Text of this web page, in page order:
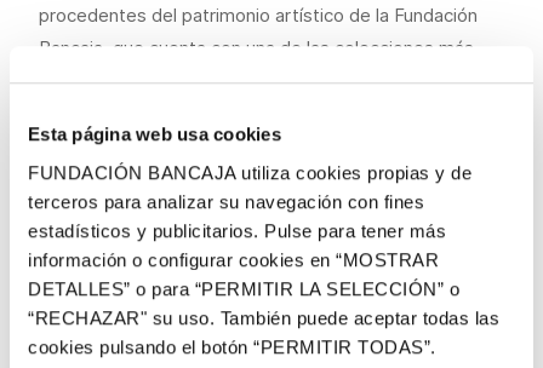
Esta página web usa cookies
FUNDACIÓN BANCAJA utiliza cookies propias y de
terceros para analizar su navegación con fines
estadísticos y publicitarios. Pulse para tener más
información o configurar cookies en “MOSTRAR
DETALLES” o para “PERMITIR LA SELECCIÓN” o
“RECHAZAR" su uso. También puede aceptar todas las
cookies pulsando el botón “PERMITIR TODAS”.
procedentes del patrimonio artístico de la Fundación
Bancaja, que cuenta con una de las colecciones más
extensas de obra gráfica del pintor malagueño y que
algunas piezas inéditas.
Con motivo de la exposición se presentará un catálogo
con la reproducción de las obras acompañadas de
textos de la comisaria, Lola Durán, y de los expertos
Salvador Haro y Rafael Inglada. Además, dentro del
programa de mediación cultural, se realizarán visitas
guiadas y talleres didácticos en residencias para